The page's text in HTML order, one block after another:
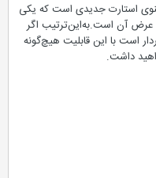
ویندوز 10 دارای منوی استارت جدیدی است که یکی
آن است.به‌این‌ترتیب اگر
است با این قابلیت هیچ‌گونه
داشت.